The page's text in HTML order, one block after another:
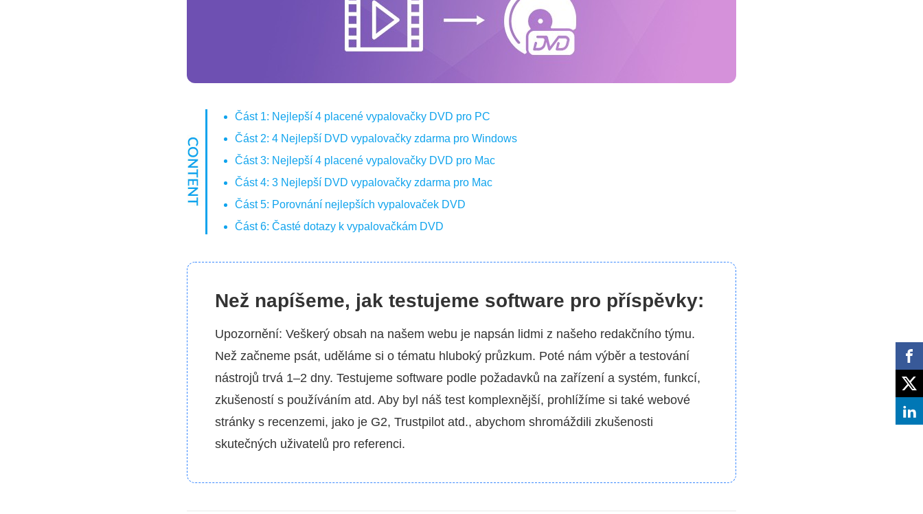
Část 1: Nejlepší 4 placené vypalovačky DVD pro PC
Část 2: 4 Nejlepší DVD vypalovačky zdarma pro Windows
Část 3: Nejlepší 4 placené vypalovačky DVD pro Mac
Část 4: 3 Nejlepší DVD vypalovačky zdarma pro Mac
Část 5: Porovnání nejlepších vypalovaček DVD
Část 6: Časté dotazy k vypalovačkám DVD
Než napíšeme, jak testujeme software pro příspěvky:
Upozornění: Veškerý obsah na našem webu je napsán lidmi z našeho redakčního týmu.
Než začneme psát, uděláme si o tématu hluboký průzkum. Poté nám výběr a testování
nástrojů trvá 1–2 dny. Testujeme software podle požadavků na zařízení a systém, funkcí,
zkušeností s používáním atd. Aby byl náš test komplexnější, prohlížíme si také webové
stránky s recenzemi, jako je G2, Trustpilot atd., abychom shromáždili zkušenosti
skutečných uživatelů pro referenci.